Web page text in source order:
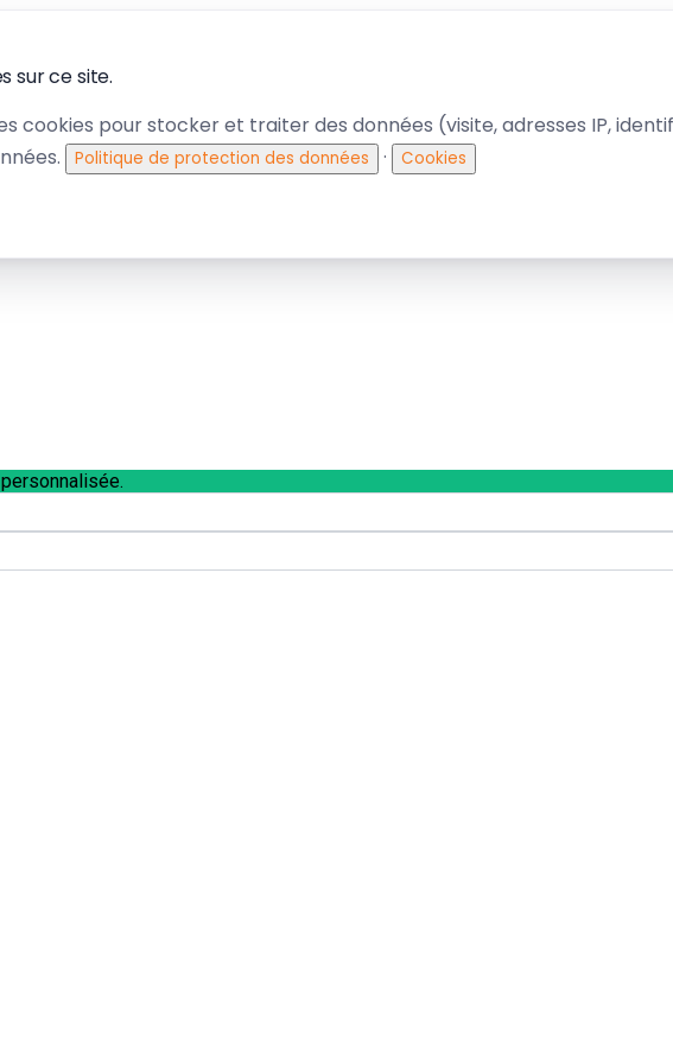
sur ce site.
cookies pour stocker et traiter des données (visite, adresses IP,
Politique de protection des données · Cookies